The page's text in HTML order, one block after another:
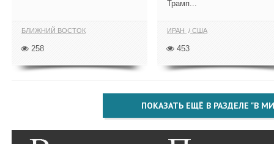
БЛИЖНИЙ ВОСТОК
258
Трамп...
ИРАН США
453
ПОКАЗАТЬ ЕЩЁ В РАЗДЕЛЕ "В